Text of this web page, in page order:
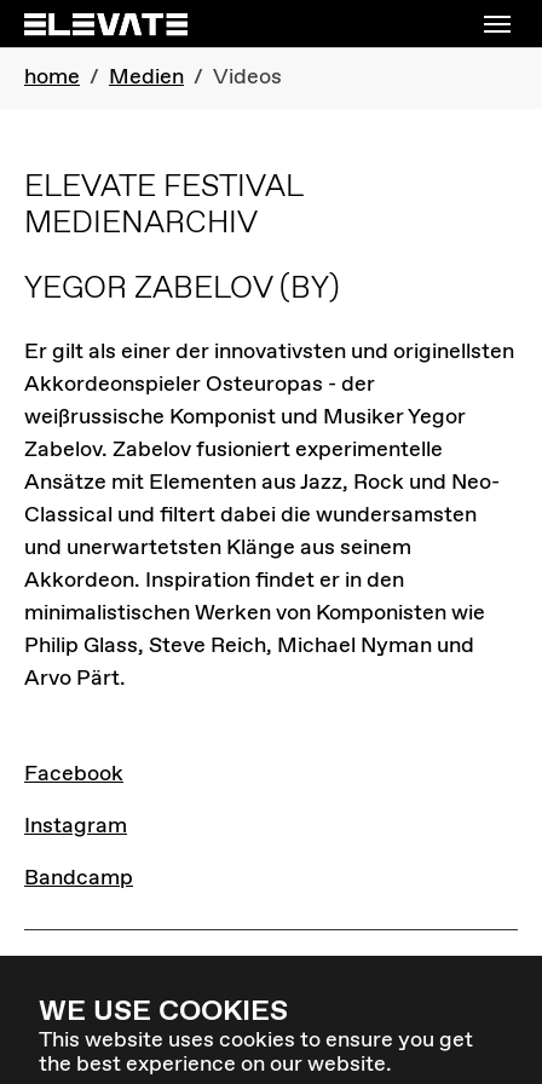
WE USE COOKIES
This website uses cookies to ensure you get
the best experience on our website.
Skip to main navigation
Skip to main content
Skip to page footer
You are here:
home Medien Videos
ELEVATE FESTIVAL
MEDIENARCHIV
YEGOR ZABELOV(BY)
Er gilt als einer der innovativsten und originellsten
Akkordeonspieler Osteuropas - der
weißrussische Komponist und Musiker Yegor
Zabelov. Zabelov fusioniert experimentelle
Ansätze mit Elementen aus Jazz, Rock und Neo-
Classical und filtert dabei die wundersamsten
und unerwartetsten Klänge aus seinem
Akkordeon. Inspiration findet er in den
minimalistischen Werken von Komponisten wie
Philip Glass, Steve Reich, Michael Nyman und
Arvo Pärt.
LINKS
Facebook
Instagram
Bandcamp